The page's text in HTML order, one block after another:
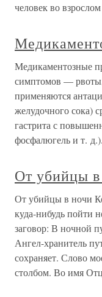
человек во взрослом
Медикаментозные
симптомов —
применяются
желудочного сока)
гастрита с
фосфалюгель и т. д.).
От убийцы
От убийцы в ночи
куда-нибудь пойти
заговор: В ночной
Ангел-хранитель
сохраняет. Слово
столбом. Во имя